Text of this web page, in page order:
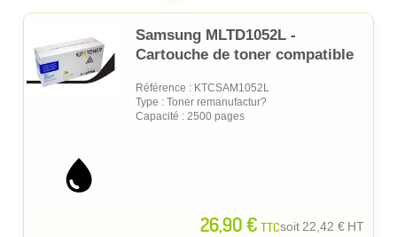
Samsung MLTD1052L -
Cartouche de toner compatible
Référence : KTCSAM1052L
Type : Toner remanufactur?
Capacité : 2500 pages
26,90 € TTCsoit22,42 € HT